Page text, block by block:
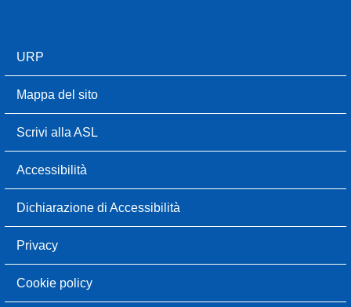
URP
Mappa del sito
Scrivi alla ASL
Accessibilità
Dichiarazione di Accessibilità
Privacy
Cookie policy